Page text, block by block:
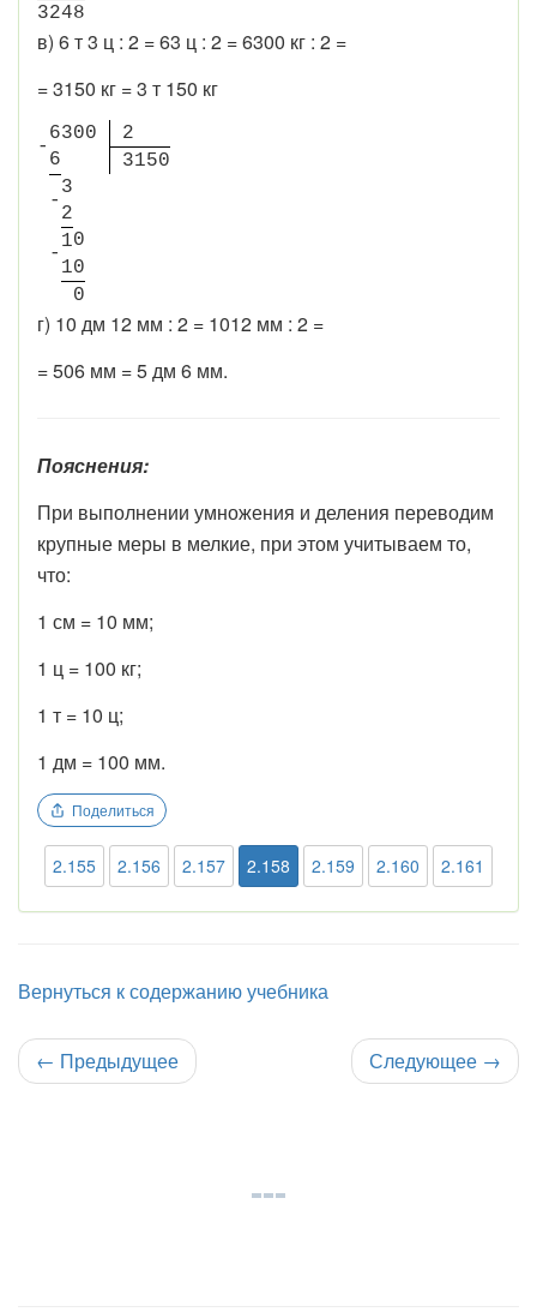
3248
в) 6 т 3 ц : 2 = 63 ц : 2 = 6300 кг : 2 =
= 3150 кг = 3 т 150 кг
-
6300
2
6
3150
-
3
2
-
10
10
0
г) 10 дм 12 мм : 2 = 1012 мм : 2 =
= 506 мм = 5 дм 6 мм.
Пояснения:
При выполнении умножения и деления переводим
крупные меры в мелкие, при этом учитываем то,
что:
1 см = 10 мм;
1 ц = 100 кг;
1 т = 10 ц;
1 дм = 100 мм.
Поделиться
2.155 2.156 2.157 2.158 2.159 2.160 2.161
Вернуться к содержанию учебника
← Предыдущее Следующее →